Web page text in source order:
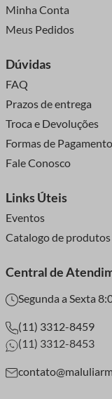
Minha Conta
Meus Pedidos
Dúvidas
FAQ
Prazos de entrega
Troca e Devoluções
Formas de Pagamento
Fale Conosco
Links Úteis
Eventos
Catalogo de produtos
Central de
Segunda a Sexta
(11) 3312-8459
(11) 3312-8453